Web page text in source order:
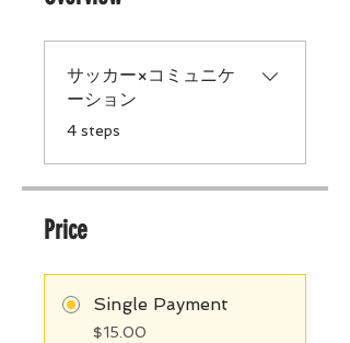
サッカー×コミュニケ
ーション
.
4 steps
Price
Single Payment
$15.00